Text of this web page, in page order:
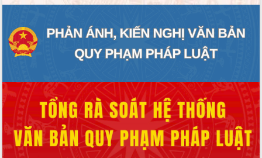
Trình diễn nghệ thuật chế biến các
Đắk Lắk công bố Quy hoạch và xúc
tiến đầu tư tỉnh
Ngành cá ngừ Đắk Lắk chủ động thích
Diễn đàn Kinh tế tư nhân Việt Nam đột
phá cơ chế - Hợp tác công tư
Đề án 06 tạo bước ngoặt đột phá trong
cải cách hành chính tỉnh Đắk Lắk
Kết nối tour, đẩy mạnh chuyển đổi số
để phát triển du lịch Đắk Lắk